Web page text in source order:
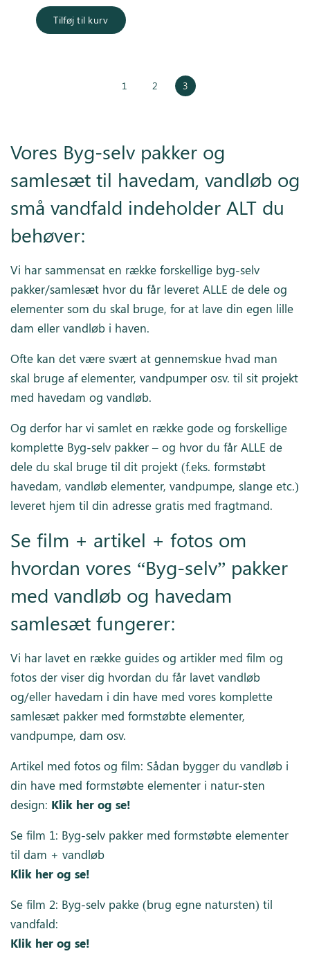
Tilføj til kurv
1 2 3
Vores Byg-selv pakker og
samlesæt til havedam, vandløb og
små vandfald indeholder ALT du
behøver:
Vi har sammensat en række forskellige byg-selv
pakker/samlesæt hvor du får leveret ALLE de dele og
elementer som du skal bruge, for at lave din egen lille
dam eller vandløb i haven.
Ofte kan det være svært at gennemskue hvad man
skal bruge af elementer, vandpumper osv. til sit projekt
med havedam og vandløb.
Og derfor har vi samlet en række gode og forskellige
komplette Byg-selv pakker – og hvor du får ALLE de
dele du skal bruge til dit projekt (f.eks. formstøbt
havedam, vandløb elementer, vandpumpe, slange etc.)
leveret hjem til din adresse gratis med fragtmand.
Se film + artikel + fotos om
hvordan vores “Byg-selv” pakker
med vandløb og havedam
samlesæt fungerer:
Vi har lavet en række guides og artikler med film og
fotos der viser dig hvordan du får lavet vandløb
og/eller havedam i din have med vores komplette
samlesæt pakker med formstøbte elementer,
vandpumpe, dam osv.
Artikel med fotos og film: Sådan bygger du vandløb i
din have med formstøbte elementer i natur-sten
design: Klik her og se!
Se film 1: Byg-selv pakker med formstøbte elementer
til dam + vandløb
Klik her og se!
Se film 2: Byg-selv pakke (brug egne natursten) til
vandfald:
Klik her og se!